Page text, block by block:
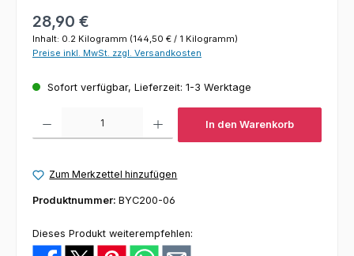
Regulärer Preis:
28,90 €
Inhalt: 0.2 Kilogramm (144,50 € / 1 Kilogramm)
Preise inkl. MwSt. zzgl. Versandkosten
Sofort verfügbar, Lieferzeit: 1-3 Werktage
In den Warenkorb
Zum Merkzettel hinzufügen
Produktnummer: BYC200-06
Dieses Produkt weiterempfehlen: